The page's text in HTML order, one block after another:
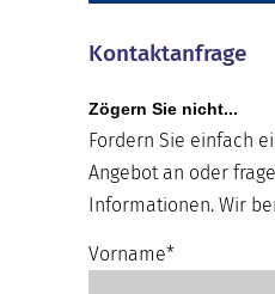
Kontaktanfrage
Zögern Sie nicht...
Fordern Sie einfach
Angebot an oder
Informationen. Wir
Vorname*